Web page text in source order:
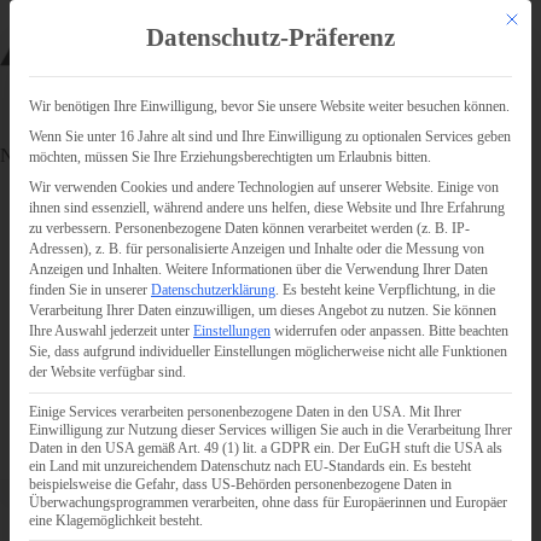
Zum
springen
News
Keine Bauabzugsteuer bei Verkabelung von
Fertigungsstraßen in Werkhallen
Bei Verkabelungsarbeiten und der Montage von
Kabelrinnen in Werkhallen von Automobilherstellern
ist keine Bauabzugsteuer vom Auftraggeber
einzubehalten. Denn die genannten Arbeiten sind
keine Bauleistungen, für…
3. Juli 2026
Mit
Datenschutz-Präferenz
Wir benötigen Ihre Einwilligung, bevor Sie unsere Website weiter besuchen können.
Wenn Sie unter 16 Jahre alt sind und Ihre Einwilligung zu optionalen Services geben
möchten, müssen Sie Ihre Erziehungsberechtigten um Erlaubnis bitten.
Wir verwenden Cookies und andere Technologien auf unserer Website. Einige von
ihnen sind essenziell, während andere uns helfen, diese Website und Ihre Erfahrung
zu verbessern. Personenbezogene Daten können verarbeitet werden (z. B. IP-
Adressen), z. B. für personalisierte Anzeigen und Inhalte oder die Messung von
Anzeigen und Inhalten. Weitere Informationen über die Verwendung Ihrer Daten
finden Sie in unserer Datenschutzerklärung. Es besteht keine Verpflichtung, in die
Verarbeitung Ihrer Daten einzuwilligen, um dieses Angebot zu nutzen. Sie können
Ihre Auswahl jederzeit unter Einstellungen widerrufen oder anpassen. Bitte beachten
Sie, dass aufgrund individueller Einstellungen möglicherweise nicht alle Funktionen
der Website verfügbar sind.
Einige Services verarbeiten personenbezogene Daten in den USA. Mit Ihrer
Einwilligung zur Nutzung dieser Services willigen Sie auch in die Verarbeitung Ihrer
Daten in den USA gemäß Art. 49 (1) lit. a GDPR ein. Der EuGH stuft die USA als
ein Land mit unzureichendem Datenschutz nach EU-Standards ein. Es besteht
beispielsweise die Gefahr, dass US-Behörden personenbezogene Daten in
Überwachungsprogrammen verarbeiten, ohne dass für Europäerinnen und Europäer
eine Klagemöglichkeit besteht.